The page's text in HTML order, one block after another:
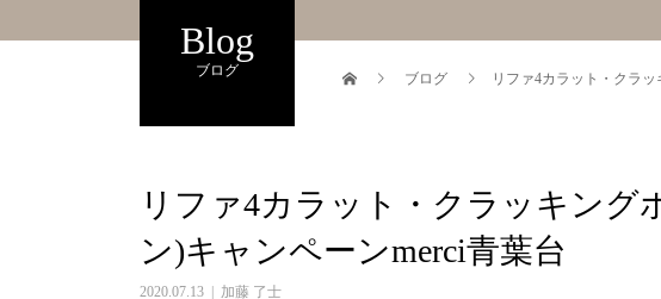
Blog
ブログ
ブログ リファ4カラット・クラ
リファ4カラット・クラッキング
ン)キャンペーンmerci青葉台
2020.07.13 加藤 了士